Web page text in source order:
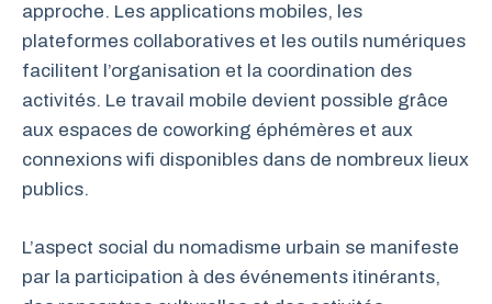
approche. Les applications mobiles, les
plateformes collaboratives et les outils numériques
facilitent l’organisation et la coordination des
activités. Le travail mobile devient possible grâce
aux espaces de coworking éphémères et aux
connexions wifi disponibles dans de nombreux lieux
publics.
L’aspect social du nomadisme urbain se manifeste
par la participation à des événements itinérants,